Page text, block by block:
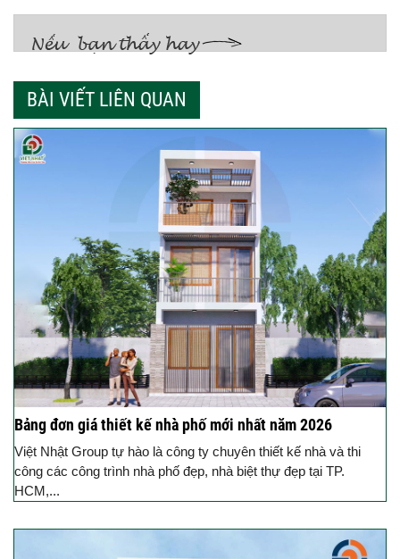
BÀI VIẾT LIÊN QUAN
Bảng đơn giá thiết kế nhà phố mới nhất năm 2026
Việt Nhật Group tự hào là công ty chuyên thiết kế nhà và thi
công các công trình nhà phố đẹp, nhà biệt thự đẹp tại TP.
HCM,...